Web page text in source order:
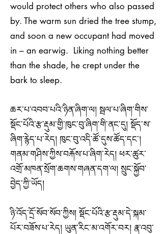
would protect others who also passed
by. The warm sun dried the tree stump,
and soon a new occupant had moved
in – an earwig. Liking nothing better
than the shade, he crept under the
bark to sleep.
​​ཆར་པ་འབབ་པའི་ཉིན་ཞིག་ལ། སྦལ་པ་ཞིག་གིས་
སྡོང་པོའི་རྩ་རྡུམ་གྱི་ཁུང་བུ་ཞིག་གི་ནང་དུ། སྡོད་ས་
ཞིག་རྙེད་པ་རེད། ཁུང་བུ་འདི་ཚོ་དུས་ཚོད་དང་།
གནམ་གཤིས་ཀྱིས་བརྐོས་པ་ཞིག་རེད། ཕར་ཚུར་
འགྲོ་མཁན་སྲོག་ཆགས་གཞན་དག་ལ། སྲུང་སྐྱོབ་
བྱེད་ཀྱི་ཡོད།
ཉི་འོད་དྲོ་སོབ་སོབ་ཀྱིས། སྡོང་པོའི་རྩ་རྡུམ་དེ་སྐམ་
པོར་བཟོས་པ་རེད། ཡུན་རིང་མ་འགོར་བར། རྣ་འབུ་